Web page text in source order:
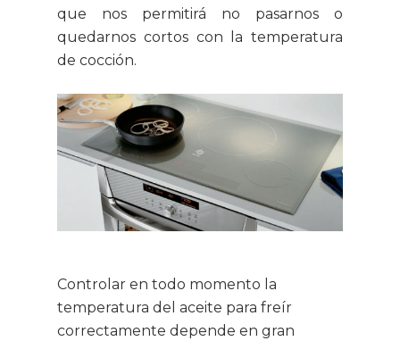
que nos permitirá no pasarnos o
quedarnos cortos con la temperatura
de cocción.
Controlar en todo momento la
temperatura del aceite para freír
correctamente depende en gran